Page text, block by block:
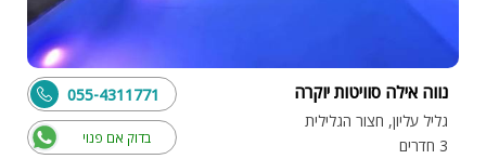
נווה אילה סוויטות יוקרה
גליל עליון, חצור הגלילית
3 חדרים
בדוק אם פנוי
055-4311771